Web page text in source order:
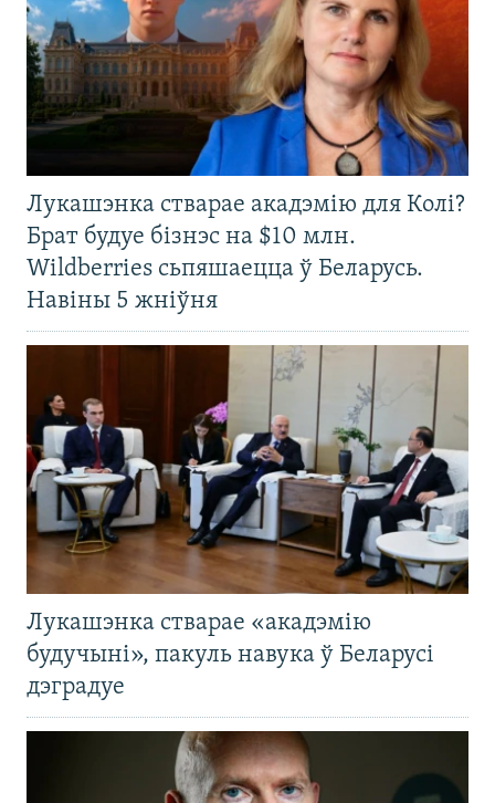
Лукашэнка стварае акадэмію для Колі?
Брат будуе бізнэс на $10 млн.
Wildberries сьпяшаецца ў Беларусь.
Навіны 5 жніўня
Лукашэнка стварае «акадэмію
будучыні», пакуль навука ў Беларусі
дэградуе